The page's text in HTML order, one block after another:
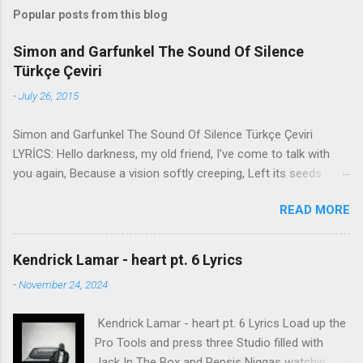
Popular posts from this blog
Simon and Garfunkel The Sound Of Silence
Türkçe Çeviri
-July 26, 2015
Simon and Garfunkel The Sound Of Silence Türkçe Çeviri
LYRİCS: Hello darkness, my old friend, I've come to talk with
you again, Because a vision softly creeping, Left its seeds
brain Still remains Within the sound of silence. In restless
dreams i walked alone Narrow streets of cobblestone, 'neath
the halo of a street lamp, I turned my collar to the cold and
damp When my eyes were stabbed by the flash of a neon light
That split the night And touched the sound of silence. And in
People talking without speaking, People hearing without
listening, People writing songs that voices never share And no
READ MORE
Kendrick Lamar - heart pt. 6 Lyrics
-November 24, 2024
Kendrick Lamar - heart pt. 6 Lyrics Load up the
Pro Tools and press three Studio filled with